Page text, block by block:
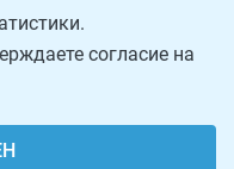
согласие на